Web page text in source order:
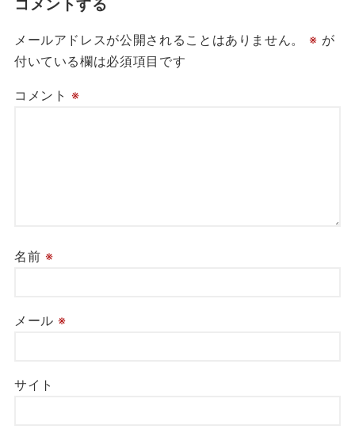
コメントする
メールアドレスが公開されることはありません。 ※ が
付いている欄は必須項目です
コメント ※
名前 ※
メール ※
サイト